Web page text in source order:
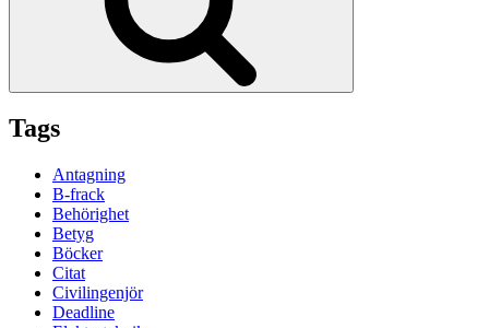
Tags
Antagning
B-frack
Behörighet
Betyg
Böcker
Citat
Civilingenjör
Deadline